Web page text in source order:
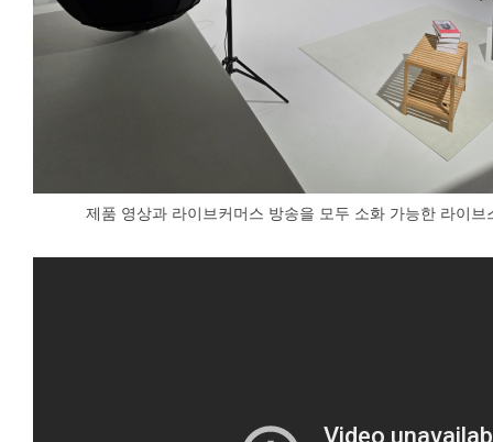
제품 영상과 라이브커머스 방송을 모두 소화 가능한 라이